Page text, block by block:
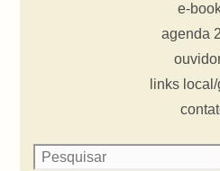
e-
agenda
links local/